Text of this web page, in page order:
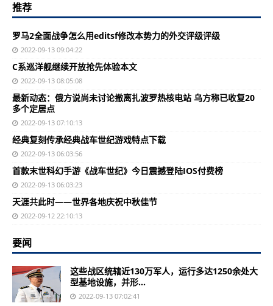
推荐
罗马2全面战争怎么用editsf修改本势力的外交评级评级
2022-09-13 09:04:22
C系巡洋舰继续开放抢先体验本文
2022-09-13 08:05:08
最新动态：俄方说尚未讨论撤离扎波罗热核电站 乌方称已收复20
多个定居点
2022-09-13 07:10:13
经典复刻传承经典战车世纪游戏特点下载
2022-09-13 06:03:56
首款末世科幻手游《战车世纪》今日震撼登陆IOS付费榜
2022-09-13 06:03:23
天涯共此时——世界各地庆祝中秋佳节
2022-09-12 22:10:13
要闻
这些战区统辖近130万军人，运行多达1250余处大
型基地设施，并形...
2022-09-13 07:02:41